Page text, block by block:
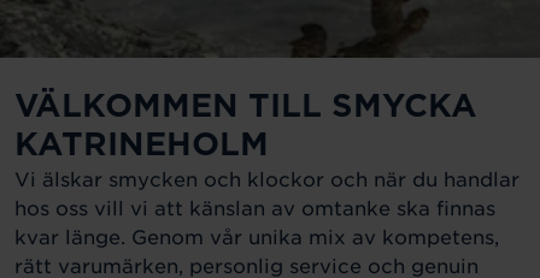
VÄLKOMMEN TILL SMYCKA
KATRINEHOLM
Vi älskar smycken och klockor och när du handlar
hos oss vill vi att känslan av omtanke ska finnas
kvar länge. Genom vår unika mix av kompetens,
rätt varumärken, personlig service och genuin